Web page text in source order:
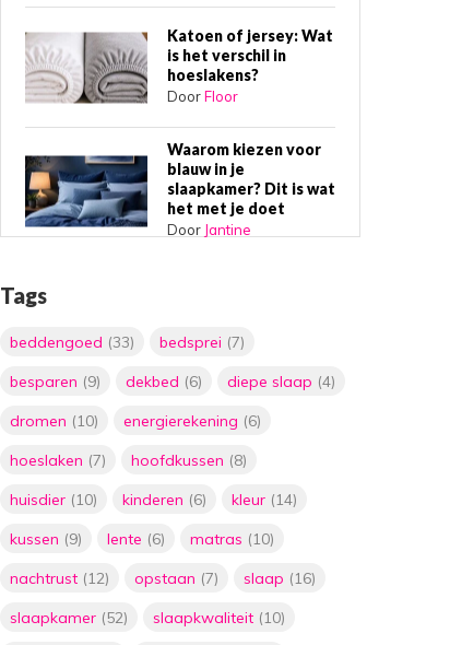
Katoen of jersey: Wat
is het verschil in
hoeslakens?
DoorFloor
Waarom kiezen voor
blauw in je
slaapkamer? Dit is wat
het met je doet
Door Jantine
DoorFloor
De ultieme oplossing
voor stress en
slaapproblemen:
verzwaringsdekens
besparen door het
thermostaat met
DoorFloor
Tags
beddengoed (33) bedsprei (7)
besparen (9) dekbed (6) diepe slaap (4)
dromen (10) energierekening (6)
hoeslaken (7) hoofdkussen (8)
huisdier (10) kinderen (6) kleur (14)
kussen (9) lente (6) matras (10)
nachtrust (12) opstaan (7) slaap (16)
slaapkamer (52) slaapkwaliteit (10)